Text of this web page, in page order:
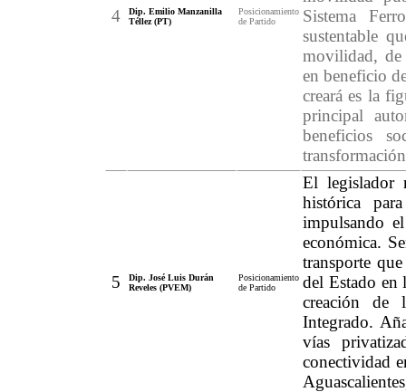
4
Dip. Emilio Manzanilla
Téllez (PT)
Posicionamiento
de Partido
Sistema
sustentable
movilidad, de
en beneficio
creará es la
principal
beneficios
5
Dip. José Luis Durán
Reveles (PVEM)
Posicionamiento
de Partido
El legislador
histórica
impulsando
económica.
transporte
del Estado en
creación de
Integrado.
vías
conectividad